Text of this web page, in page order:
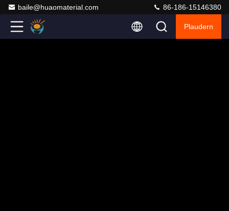
baile@huaomaterial.com 86-186-15146380
Plaudern